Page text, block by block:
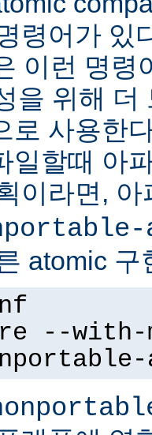
령어가 있
이런 명령
을 위해 더
로 사용한
일할때 아
이라면,
atomic
--with-